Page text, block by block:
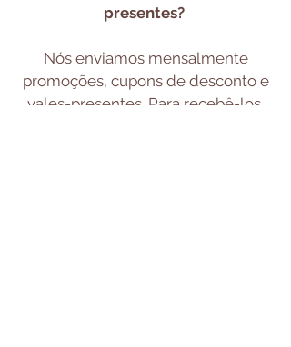
presentes?
Nós enviamos mensalmente
promoções, cupons de desconto e
vales-presentes. Para recebê-los,